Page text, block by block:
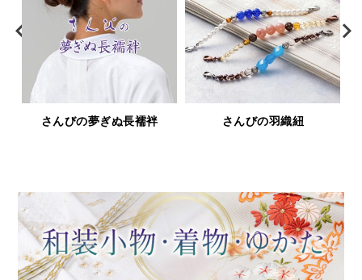
さんびの羽織紐
鹿革と漆の財布＆小物「印傳